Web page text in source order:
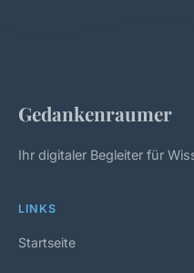
Gedankenraumer
Ihr digitaler Begleiter für
LINKS
Startseite